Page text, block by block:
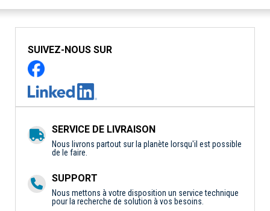
SUIVEZ-NOUS SUR
SERVICE DE LIVRAISON
Nous livrons partout sur la planète lorsqu'il est possible
de le faire.
SUPPORT
Nous mettons à votre disposition un service technique
pour la recherche de solution à vos besoins.